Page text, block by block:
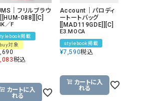
ーウィロー） Osmosis（オズモシス）
ーウィロー）
キューブシュガー） PUMA（プーマ）
STAR（コンバースオー
ンピオン） RED CARD（レッドカード）
｜フリルブラウ
088]][C]
／F
掲載
対象
税込
カートに入
れる
Account｜パロディ
ートートバッグ
[[MAD119GDE]][C]
E3.MOCA
stylebook掲載
¥7,590税込
カートに入
れる